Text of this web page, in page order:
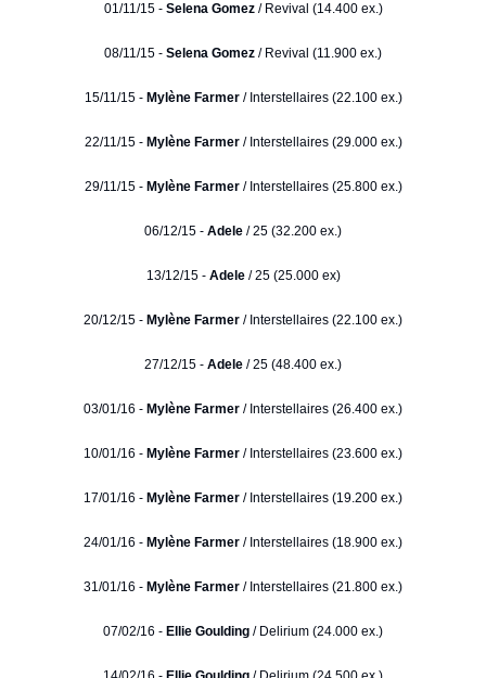
01/11/15 - Selena Gomez/ Revival (14.400 ex.)
08/11/15 - Selena Gomez / Revival (11.900 ex.)
15/11/15 - Mylène Farmer/ Interstellaires (22.100 ex.)
22/11/15 - Mylène Farmer/ Interstellaires (29.000 ex.)
29/11/15 - Mylène Farmer/ Interstellaires (25.800 ex.)
06/12/15 - Adele / 25 (32.200 ex.)
13/12/15 - Adele / 25 (25.000 ex)
20/12/15 - Mylène Farmer / Interstellaires (22.100 ex.)
27/12/15 - Adele / 25 (48.400 ex.)
03/01/16 - Mylène Farmer / Interstellaires (26.400 ex.)
10/01/16 - Mylène Farmer / Interstellaires (23.600 ex.)
17/01/16 - Mylène Farmer / Interstellaires (19.200 ex.)
24/01/16 - Mylène Farmer / Interstellaires (18.900 ex.)
31/01/16 - Mylène Farmer / Interstellaires (21.800 ex.)
07/02/16 - Ellie Goulding / Delirium (24.000 ex.)